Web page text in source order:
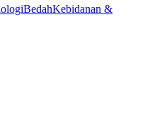
BedahKebidanan &